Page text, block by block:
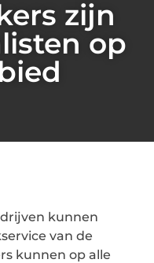
zijn
op
kunnen
van de
kunnen op alle